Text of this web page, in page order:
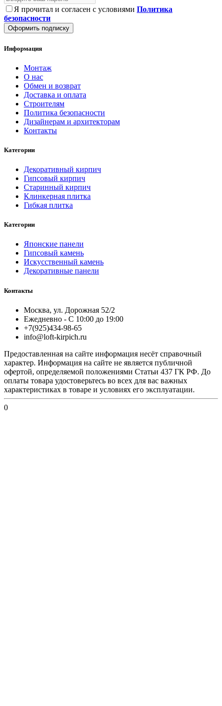
Я прочитал и согласен с условиями Политика
безопасности
Оформить подписку
Информация
Монтаж
О нас
Обмен и возврат
Доставка и оплата
Строителям
Политика безопасности
Дизайнерам и архитекторам
Контакты
Категории
Декоративный кирпич
Гипсовый кирпич
Старинный кирпич
Клинкерная плитка
Гибкая плитка
Категории
Японские панели
Гипсовый камень
Искусственный камень
Декоративные панели
Контакты
Москва, ул. Дорожная 52/2
Ежедневно - С 10:00 до 19:00
+7(925)434-98-65
info@loft-kirpich.ru
Предоставленная на сайте информация несёт справочный
характер. Информация на сайте не является публичной
офертой, определяемой положениями Статьи 437 ГК РФ. До
оплаты товара удостоверьтесь во всех для вас важных
характеристиках в товаре и условиях его эксплуатации.
0